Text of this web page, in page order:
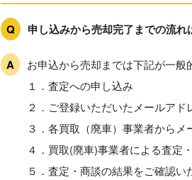
申し込みから売却完了までの流れ
お申込から売却までは下記が一
１．査定への申し込み
２．ご登録いただいたメールア
３．各買取（廃車）事業者から
４．買取(廃車)事業者による査定
５．査定・商談の結果をご確認